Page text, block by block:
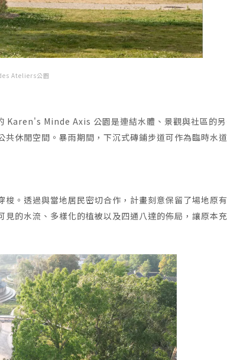
Ateliers公園
Karen's Minde Axis 公園是連結水體、景觀與社區的
休閒空間。暴雨期間，下沉式磚鋪步道可作為臨時水
。透過與當地居民密切合作，計畫刻意保留了場地原
的水流、多樣化的植被以及四通八達的佈局，讓原本